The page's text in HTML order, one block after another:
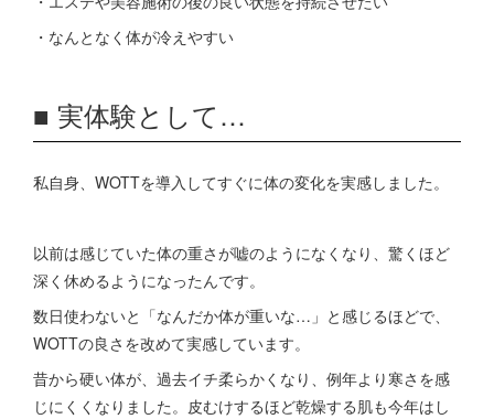
・なんとなく体が冷えやすい
■ 実体験として…
私自身、WOTTを導入してすぐに体の変化を実感しました。
以前は感じていた体の重さが嘘のようになくなり、驚くほど
深く休めるようになったんです。
数日使わないと「なんだか体が重いな…」と感じるほどで、
WOTTの良さを改めて実感しています。
昔から硬い体が、過去イチ柔らかくなり、例年より寒さを感
じにくくなりました。皮むけするほど乾燥する肌も今年はし